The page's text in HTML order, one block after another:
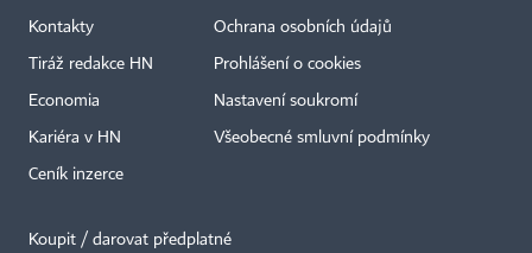
Kontakty
Tiráž redakce HN
Economia
Kariéra v HN
Ceník inzerce
Ochrana osobních údajů
Prohlášení o cookies
Nastavení soukromí
Všeobecné smluvní podmínky
Koupit / darovat předplatné